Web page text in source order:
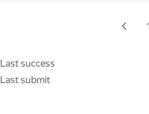
Last success
Last submit